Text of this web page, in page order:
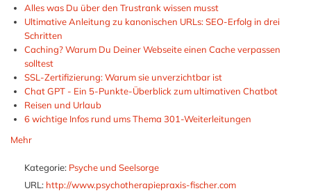
Alles was Du über den Trustrank wissen musst
Ultimative Anleitung zu kanonischen URLs: SEO-Erfolg in drei
Schritten
Caching? Warum Du Deiner Webseite einen Cache verpassen
solltest
SSL-Zertifizierung: Warum sie unverzichtbar ist
Chat GPT - Ein 5-Punkte-Überblick zum ultimativen Chatbot
Reisen und Urlaub
6 wichtige Infos rund ums Thema 301-Weiterleitungen
Mehr
Kategorie: Psyche und Seelsorge
URL: http://www.psychotherapiepraxis-fischer.com